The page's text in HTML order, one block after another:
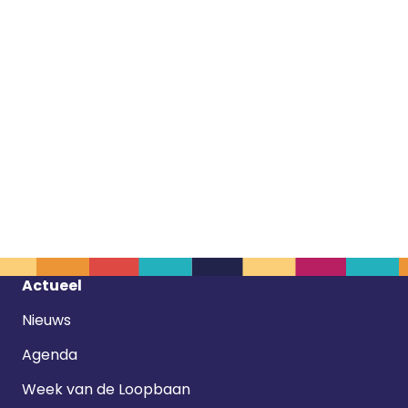
Footer
Actueel
Nieuws
Agenda
Week van de Loopbaan